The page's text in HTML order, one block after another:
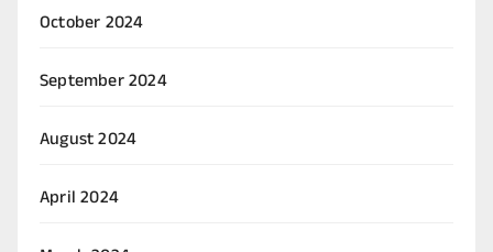
October 2024
September 2024
August 2024
April 2024